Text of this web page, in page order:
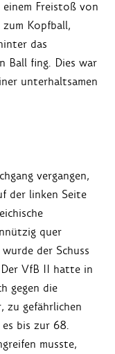
einem Freistoß von
Kopfball,
das
Ball fing. Dies war
unterhaltsamen
vergangen,
der linken Seite
quer
der Schuss
VfB II hatte in
gegen die
zu gefährlichen
bis zur 68.
musste,